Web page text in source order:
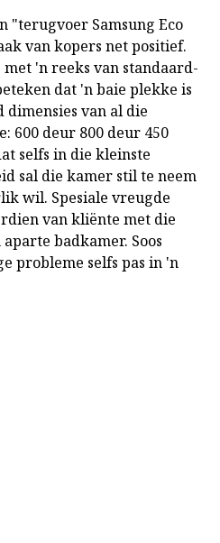
"terugvoer Samsung Eco
van kopers net positief.
'n reeks van standaard-
dat 'n baie plekke is
dimensies van al die
600 deur 800 deur 450
selfs in die kleinste
sal die kamer stil te neem
wil. Spesiale vreugde
van kliënte met die
badkamer. Soos
probleme selfs pas in 'n